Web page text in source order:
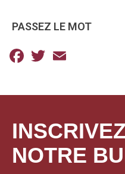
PASSEZ LE MOT
Facebook
Twitter
NOTRE